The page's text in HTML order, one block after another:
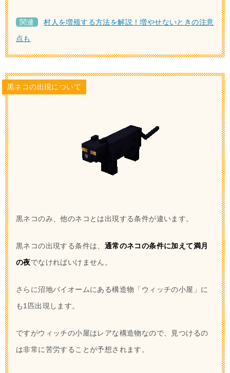
関連
村人を増殖する方法を解説！増やせないときの注意
点も
黒ネコの出現について
黒ネコのみ、他のネコとは出現する条件が違います。
黒ネコの出現する条件は、 通常のネコの条件に加えて満月
の夜でなければいけません。
さらに沼地バイオームにある構造物「ウィッチの小屋」に
も1匹出現します。
ですがウィッチの小屋はレアな構造物なので、見つけるの
は非常に苦労することが予想されます。